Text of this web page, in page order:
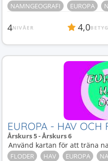
NAMNGEOGRAFI EUROPA
4NIVÅER 4,0BETYG
EUROPA - HAV OCH
Årskurs 5 - Årskurs 6
Använd kartan för att träna
FLODER HAV EUROPA